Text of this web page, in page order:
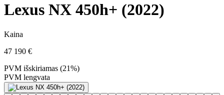
Lexus NX 450h+ (2022)
Kaina
47 190 €
PVM išskiriamas (21%)
PVM lengvata